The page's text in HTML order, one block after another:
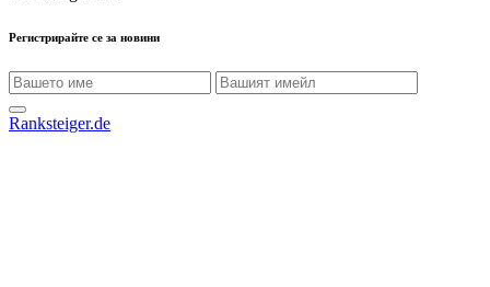
Регистрирайте се за новини
Ranksteiger.de